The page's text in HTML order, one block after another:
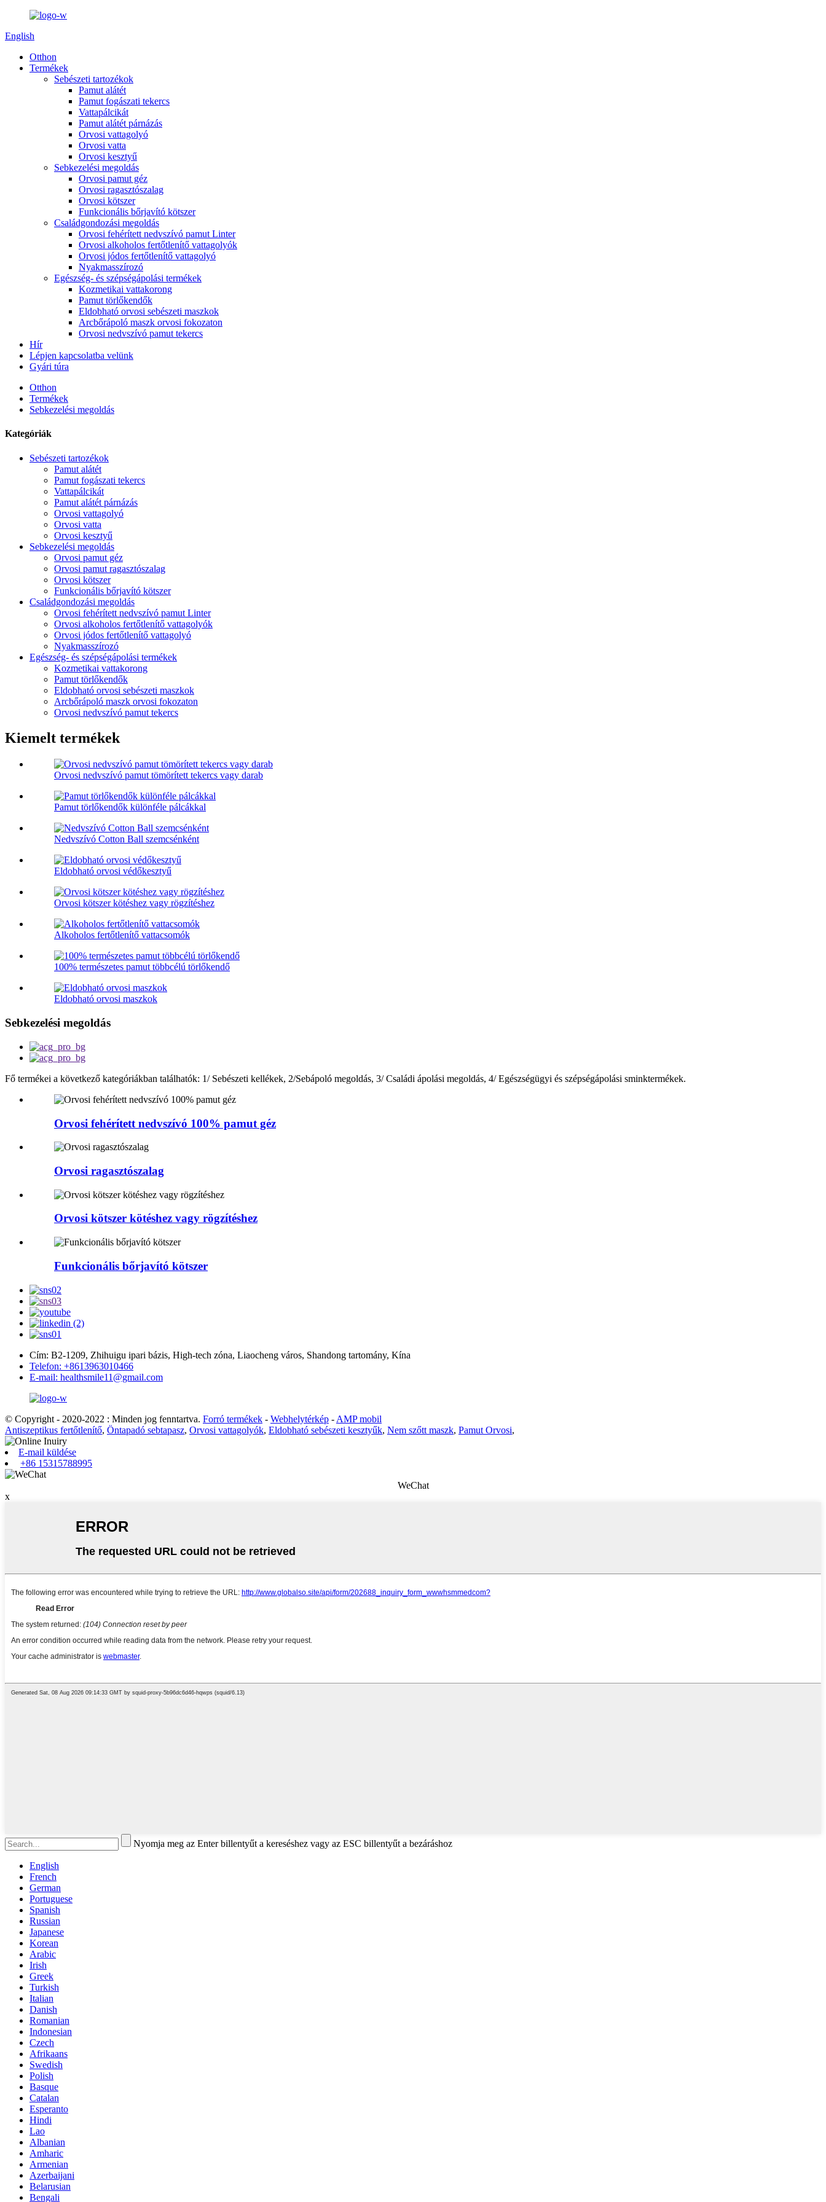
English
Otthon
Termékek
Sebészeti tartozékok
Pamut alátét
Pamut fogászati ​​tekercs
Vattapálcikát
Pamut alátét párnázás
Orvosi vattagolyó
Orvosi vatta
Orvosi kesztyű
Sebkezelési megoldás
Orvosi pamut géz
Orvosi ragasztószalag
Orvosi kötszer
Funkcionális bőrjavító kötszer
Családgondozási megoldás
Orvosi fehérített nedvszívó pamut Linter
Orvosi alkoholos fertőtlenítő vattagolyók
Orvosi jódos fertőtlenítő vattagolyó
Nyakmasszírozó
Egészség- és szépségápolási termékek
Kozmetikai vattakorong
Pamut törlőkendők
Eldobható orvosi sebészeti maszkok
Arcbőrápoló maszk orvosi fokozaton
Orvosi nedvszívó pamut tekercs
Hír
Lépjen kapcsolatba velünk
Gyári túra
Otthon
Termékek
Sebkezelési megoldás
Kategóriák
Sebészeti tartozékok
Pamut alátét
Pamut fogászati ​​tekercs
Vattapálcikát
Pamut alátét párnázás
Orvosi vattagolyó
Orvosi vatta
Orvosi kesztyű
Sebkezelési megoldás
Orvosi pamut géz
Orvosi pamut ragasztószalag
Orvosi kötszer
Funkcionális bőrjavító kötszer
Családgondozási megoldás
Orvosi fehérített nedvszívó pamut Linter
Orvosi alkoholos fertőtlenítő vattagolyók
Orvosi jódos fertőtlenítő vattagolyó
Nyakmasszírozó
Egészség- és szépségápolási termékek
Kozmetikai vattakorong
Pamut törlőkendők
Eldobható orvosi sebészeti maszkok
Arcbőrápoló maszk orvosi fokozaton
Orvosi nedvszívó pamut tekercs
Kiemelt termékek
Orvosi nedvszívó pamut tömörített tekercs vagy darab
Pamut törlőkendők különféle pálcákkal
Nedvszívó Cotton Ball szemcsénként
Eldobható orvosi védőkesztyű
Orvosi kötszer kötéshez vagy rögzítéshez
Alkoholos fertőtlenítő vattacsomók
100% természetes pamut többcélú törlőkendő
Eldobható orvosi maszkok
Sebkezelési megoldás
Fő termékei a következő kategóriákban találhatók: 1/ Sebészeti kellékek, 2/Sebápoló megoldás, 3/ Családi ápolási megoldás, 4/ Egészségügyi és szépségápolási sminktermékek.
Orvosi fehérített nedvszívó 100% pamut géz
Orvosi ragasztószalag
Orvosi kötszer kötéshez vagy rögzítéshez
Funkcionális bőrjavító kötszer
Cím: B2-1209, Zhihuigu ipari bázis, High-tech zóna, Liaocheng város, Shandong tartomány, Kína
Telefon: +8613963010466
E-mail: healthsmile11@gmail.com
© Copyright - 2020-2022 : Minden jog fenntartva. Forró termékek - Webhelytérkép - AMP mobil
Antiszeptikus fertőtlenítő, Öntapadó sebtapasz, Orvosi vattagolyók, Eldobható sebészeti kesztyűk, Nem szőtt maszk, Pamut Orvosi,
E-mail küldése
+86 15315788995
WeChat
x
Nyomja meg az Enter billentyűt a kereséshez vagy az ESC billentyűt a bezáráshoz
English
French
German
Portuguese
Spanish
Russian
Japanese
Korean
Arabic
Irish
Greek
Turkish
Italian
Danish
Romanian
Indonesian
Czech
Afrikaans
Swedish
Polish
Basque
Catalan
Esperanto
Hindi
Lao
Albanian
Amharic
Armenian
Azerbaijani
Belarusian
Bengali